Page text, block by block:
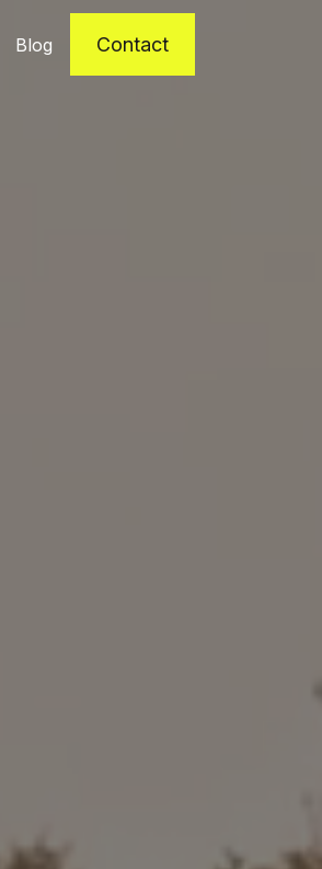
Blog
Contact
Contact